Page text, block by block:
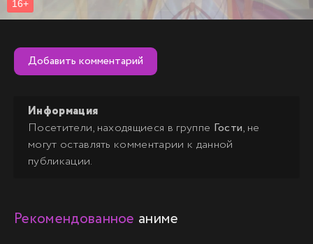
Добавить комментарий
Информация
Посетители, находящиеся в группе Гости, не
могут оставлять комментарии к данной
публикации.
Рекомендованное аниме